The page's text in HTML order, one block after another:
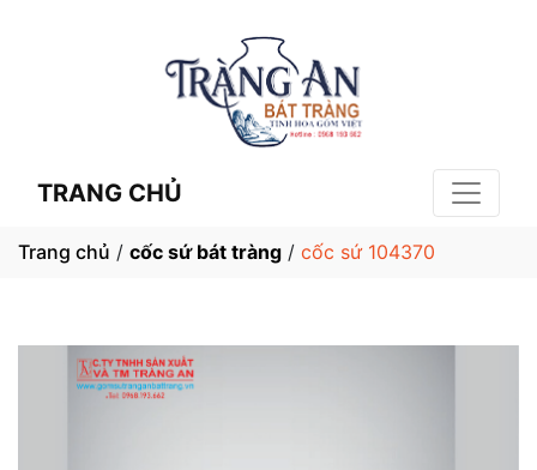
TRANG CHỦ
Trang chủ / cốc sứ bát tràng / cốc sứ 104370